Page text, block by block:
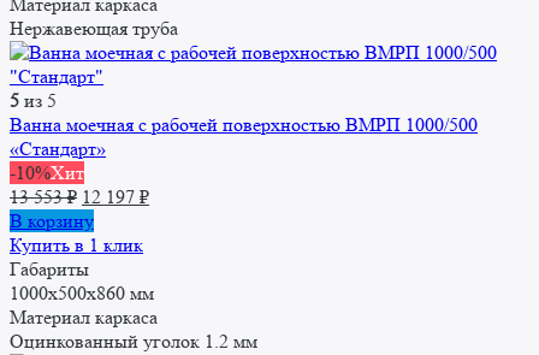
Нержавеющая труба
5 из 5
Ванна моечная с рабочей поверхностью ВМРП 1000/500
«Стандарт»
-10%Хит
13 553₽ Первоначальная
цена
составляла
13
553 ₽.
12 197 ₽Текущая
В корзину
Купить в 1 клик
Габариты
1000x500x860 мм
Материал каркаса
Оцинкованный уголок 1.2 мм